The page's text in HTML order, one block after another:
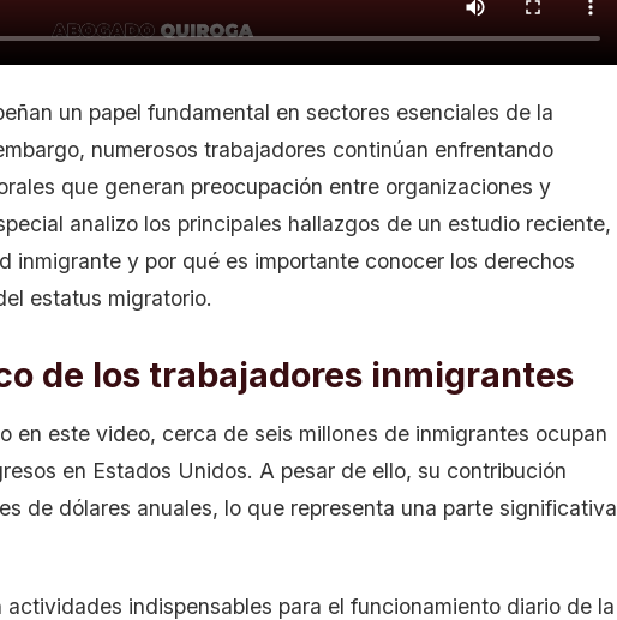
un papel fundamental en sectores esenciales de la
numerosos trabajadores continúan enfrentando
que generan preocupación entre organizaciones y
analizo los principales hallazgos de un estudio reciente,
inmigrante y por qué es importante conocer los derechos
estatus migratorio.
de los trabajadores inmigrantes
en este video, cerca de seis millones de inmigrantes ocupan
en Estados Unidos. A pesar de ello, su contribución
de dólares anuales, lo que representa una parte significativa
indispensables para el funcionamiento diario de la